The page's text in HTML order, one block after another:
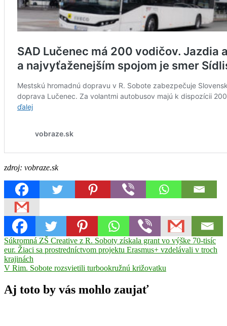
zdroj: vobraze.sk
Navigácia
v
článku
Previous
Post:
Súkromná ZŠ Creative z R. Soboty získala grant vo výške 70-tisíc
eur. Žiaci sa prostredníctvom projektu Erasmus+ vzdelávali v troch
krajinách
Next
V Rim. Sobote rozsvietili turbookružnú križovatku
Aj toto by vás mohlo zaujať